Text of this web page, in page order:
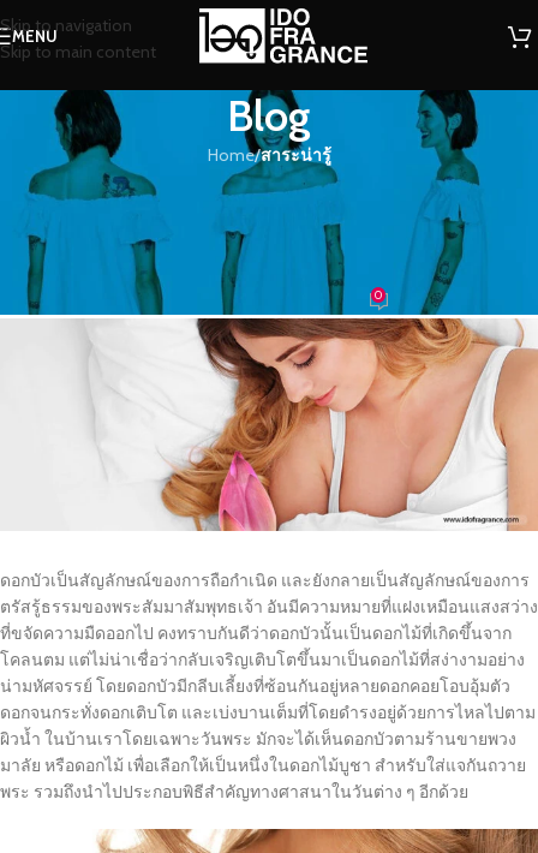
Skip to navigation
Skip to main content
MENU
Blog
Home/สาระน่ารู้
สาระน่ารู้
เรียนรู้ถึงพลังดอกบัว ที่จะช่วยในการ
นอนหลับ
น้องน้ำหอม On 19/06/2016 0
ดอกบัวเป็นสัญลักษณ์ของการถือกำเนิด และยังกลายเป็นสัญลักษณ์ของการ
ตรัสรู้ธรรมของพระสัมมาสัมพุทธเจ้า อันมีความหมายที่แฝงเหมือนแสงสว่าง
ที่ขจัดความมืดออกไป คงทราบกันดีว่าดอกบัวนั้นเป็นดอกไม้ที่เกิดขึ้นจาก
โคลนตม แต่ไม่น่าเชื่อว่ากลับเจริญเติบโตขึ้นมาเป็นดอกไม้ที่สง่างามอย่าง
น่ามหัศจรรย์ โดยดอกบัวมีกลีบเลี้ยงที่ซ้อนกันอยู่หลายดอกคอยโอบอุ้มตัว
ดอกจนกระทั่งดอกเติบโต และเบ่งบานเต็มที่โดยดำรงอยู่ด้วยการไหลไปตาม
ผิวน้ำ ในบ้านเราโดยเฉพาะวันพระ มักจะได้เห็นดอกบัวตามร้านขายพวง
มาลัย หรือดอกไม้ เพื่อเลือกให้เป็นหนึ่งในดอกไม้บูชา สำหรับใส่แจกันถวาย
พระ รวมถึงนำไปประกอบพิธีสำคัญทางศาสนาในวันต่าง ๆ อีกด้วย